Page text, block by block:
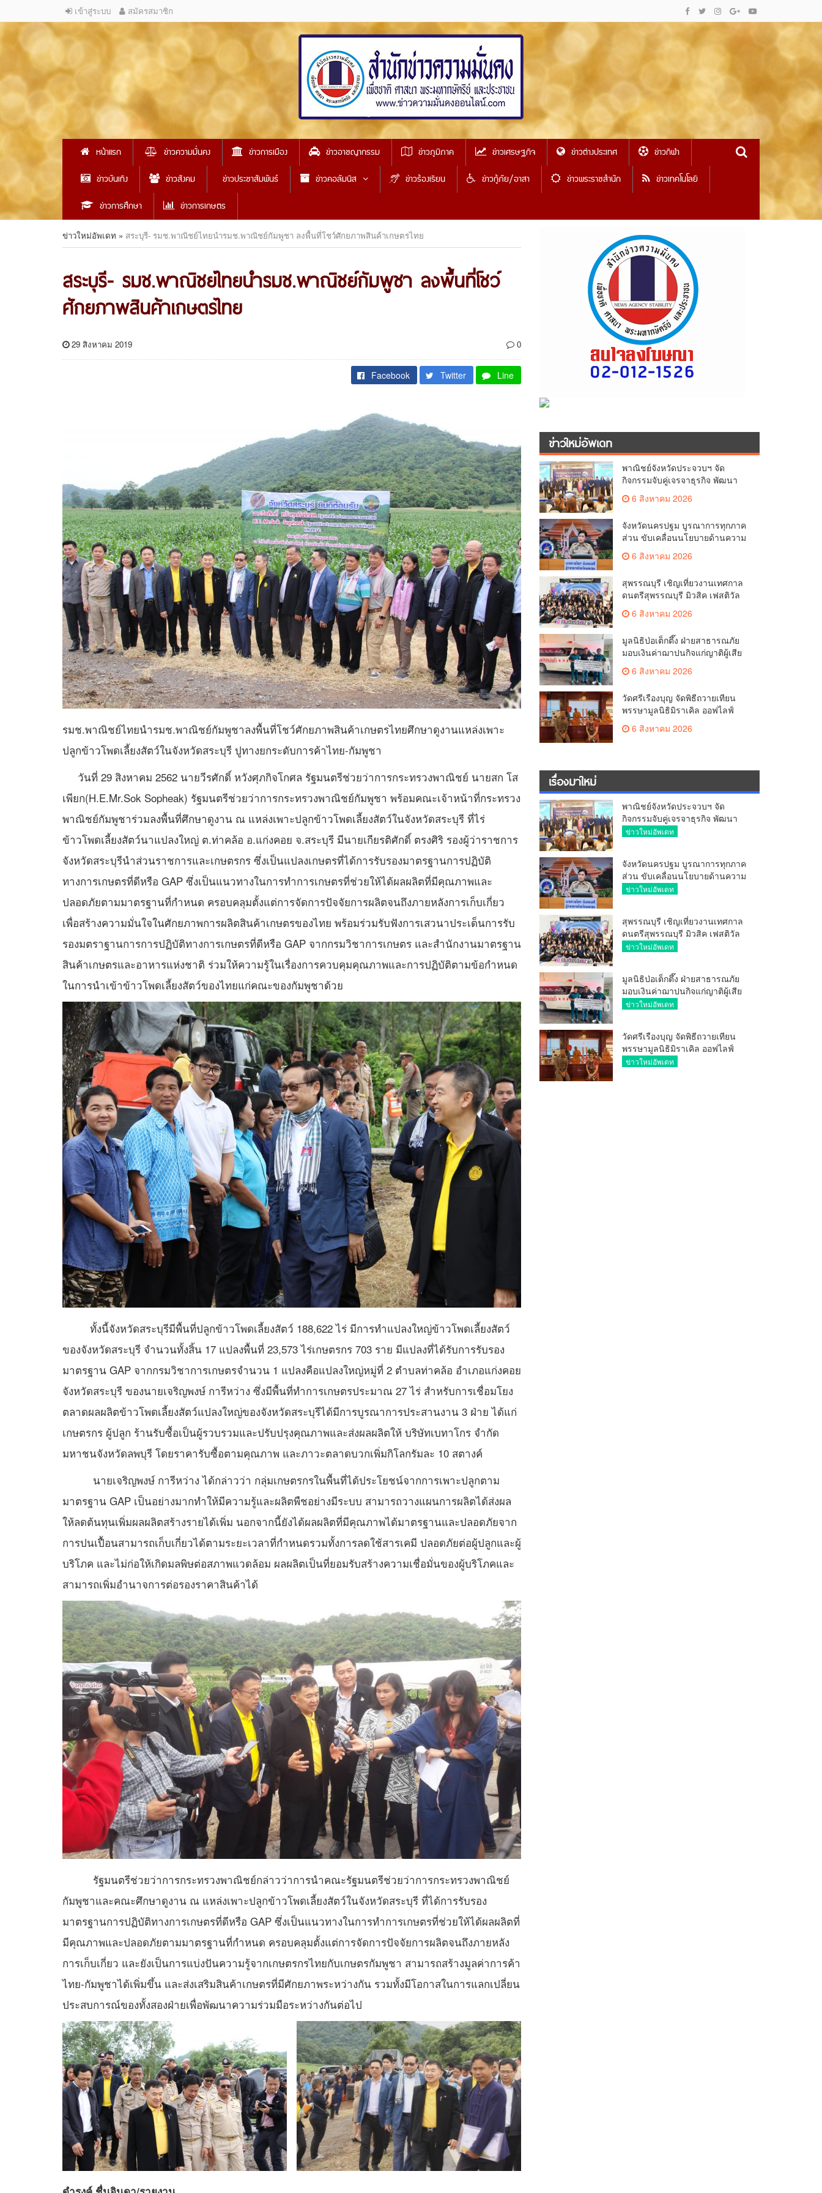
เข้าสู่ระบบ สมัครสมาชิก
หน้าแรก ข่าวความมั่นคง ข่าวการเมือง ข่าวอาชญากรรม ข่าวภูมิภาค ข่าวเศรษฐกิจ ข่าวต่างประเทศ
ข่าวกีฬา
ข่าวบันเทิง
ข่าวสังคม ข่าวประชาสัมพันธ์ ข่าวคอลัมนิส ข่าวร้องเรียน ข่าวกู้ภัย/อาสา ข่าวพระราชสำนัก
ข่าวเทคโนโลยี
ข่าวการศึกษา
ข่าวการเกษตร
ข่าวใหม่อัพเดท » สระบุรี- รมช.พาณิชย์ไทยนำรมช.พาณิชย์กัมพูชา ลงพื้นที่โชว์ศักยภาพสินค้าเกษตรไทย
สระบุรี- รมช.พาณิชย์ไทยนำรมช.พาณิชย์กัมพูชา ลงพื้นที่โชว์
ศักยภาพสินค้าเกษตรไทย
29 สิงหาคม 2019 0
Facebook Twitter Line
รมช.พาณิชย์ไทยนำรมช.พาณิชย์กัมพูชาลงพื้นที่โชว์ศักยภาพสินค้าเกษตรไทยศึกษาดูงานแหล่งเพาะ
ปลูกข้าวโพดเลี้ยงสัตว์ในจังหวัดสระบุรี ปูทางยกระดับการค้าไทย-กัมพูชา
วันที่ 29 ​สิงหาคม​ 2562​ นายวีรศักดิ์ หวังศุภกิจโกศล รัฐมนตรีช่วยว่าการกระทรวงพาณิชย์ นายสก โส
เพียก(H.E.Mr.Sok Sopheak) รัฐมนตรีช่วยว่าการกระทรวงพาณิชย์กัมพูชา พร้อมคณะเจ้าหน้าที่กระทรวง
พาณิชย์กัมพูชาร่วมลงพื้นที่ศึกษาดูงาน ณ แหล่งเพาะปลูกข้าวโพดเลี้ยงสัตว์ในจังหวัดสระบุรี ที่ไร่
ข้าวโพดเลี้ยงสัตว์นาแปลงใหญ่ ต.ท่าคล้อ อ.แก่งคอย จ.สระบุรี มีนายเกียรติศักดิ์ ตรงศิริ รองผู้ว่าราชการ
จังหวัดสระบุรีนำส่วนราชการและเกษตรกร ซึ่งเป็นแปลงเกษตรที่ได้การรับรองมาตรฐานการปฏิบัติ
ทางการเกษตรที่ดีหรือ GAP ซึ่งเป็นแนวทางในการทำการเกษตรที่ช่วยให้ได้ผลผลิตที่มีคุณภาพและ
ปลอดภัยตามมาตรฐานที่กำหนด ครอบคลุมตั้งแต่การจัดการปัจจัยการผลิตจนถึงภายหลังการเก็บเกี่ยว
เพื่อสร้างความมั่นใจในศักยภาพการผลิตสินค้าเกษตรของไทย พร้อมร่วมรับฟังการเสวนาประเด็นการรับ
รองมตราฐานการการปฏิบัติทางการเกษตรที่ดีหรือ GAP จากกรมวิชาการเกษตร และสำนักงานมาตรฐาน
สินค้าเกษตรและอาหารแห่งชาติ ร่วมให้ความรู้ในเรื่องการควบคุมคุณภาพและการปฏิบัติตามข้อกำหนด
ในการนำเข้าข้าวโพดเลี้ยงสัตว์ของไทยแก่คณะของกัมพูชาด้วย
ทั้งนี้จังหวัดสระบุรีมีพื้นที่ปลูกข้าวโพดเลี้ยงสัตว์ 188,622 ไร่ มีการทำแปลงใหญ่ข้าวโพดเลี้ยงสัตว์
ของจังหวัดสระบุรี จำนวนทั้งสิ้น 17 แปลงพื้นที่ 23,573 ไร่เกษตรกร 703 ราย มีแปลงที่ได้รับการรับรอง
มาตรฐาน GAP จากกรมวิชาการเกษตรจำนวน 1 แปลงคือแปลงใหญ่หมู่ที่ 2 ตำบลท่าคล้อ อำเภอแก่งคอย
จังหวัดสระบุรี ของนายเจริญพงษ์ การีหว่าง ซึ่งมีพื้นที่ทำการเกษตรประมาณ 27 ไร่ สำหรับการเชื่อมโยง
ตลาดผลผลิตข้าวโพดเลี้ยงสัตว์แปลงใหญ่ของจังหวัดสระบุรีได้มีการบูรณาการประสานงาน 3 ฝ่าย ได้แก่
เกษตรกร ผู้ปลูก ร้านรับซื้อเป็นผู้รวบรวมและปรับปรุงคุณภาพและส่งผลผลิตให้ บริษัทเบทาโกร จำกัด
มหาชนจังหวัดลพบุรี โดยราคารับซื้อตามคุณภาพ และภาวะตลาดบวกเพิ่มกิโลกรัมละ 10 สตางค์
นายเจริญพงษ์ การีหว่าง ได้กล่าวว่า กลุ่มเกษตรกรในพื้นที่ได้ประโยชน์จากการเพาะปลูกตาม
มาตรฐาน GAP เป็นอย่างมากทำให้มีความรู้และผลิตพืชอย่างมีระบบ สามารถวางแผนการผลิตได้ส่งผล
ให้ลดต้นทุนเพิ่มผลผลิตสร้างรายได้เพิ่ม นอกจากนี้ยังได้ผลผลิตที่มีคุณภาพได้มาตรฐานและปลอดภัยจาก
การปนเปื้อนสามารถเก็บเกี่ยวได้ตามระยะเวลาที่กำหนดรวมทั้งการลดใช้สารเคมี ปลอดภัยต่อผู้ปลูกและผู้
บริโภค และไม่ก่อให้เกิดมลพิษต่อสภาพแวดล้อม ผลผลิตเป็นที่ยอมรับสร้างความเชื่อมั่นของผู้บริโภคและ
สามารถเพิ่มอำนาจการต่อรองราคาสินค้าได้
รัฐมนตรีช่วยว่าการกระทรวงพาณิชย์กล่าวว่าการนำคณะรัฐมนตรีช่วยว่าการกระทรวงพาณิชย์
กัมพูชาและคณะศึกษาดูงาน ณ แหล่งเพาะปลูกข้าวโพดเลี้ยงสัตว์ในจังหวัดสระบุรี ที่ได้การรับรอง
มาตรฐานการปฏิบัติทางการเกษตรที่ดีหรือ GAP ซึ่งเป็นแนวทางในการทำการเกษตรที่ช่วยให้ได้ผลผลิตที่
มีคุณภาพและปลอดภัยตามมาตรฐานที่กำหนด ครอบคลุมตั้งแต่การจัดการปัจจัยการผลิตจนถึงภายหลัง
การเก็บเกี่ยว และยังเป็นการแบ่งปันความรู้จากเกษตรกรไทยกับเกษตรกัมพูชา สามารถสร้างมูลค่าการค้า
ไทย-กัมพูชาได้เพิ่มขึ้น และส่งเสริมสินค้าเกษตรที่มีศักยภาพระหว่างกัน รวมทั้งมีโอกาสในการแลกเปลี่ยน
ประสบการณ์ของทั้งสองฝ่ายเพื่อพัฒนาความร่วมมือระหว่างกันต่อไป
ข่าวใหม่อัพเดท
พาณิชย์จังหวัดประจวบฯ จัด
กิจกรรมจับคู่เจรจาธุรกิจ พัฒนา
ศักยภาพ ผู้ประกอบการ ขยายช่อง
ทางการค้า สู่การค้าระหว่าง
6 สิงหาคม 2026
จังหวัดนครปฐม บูรณาการทุกภาค
ส่วน ขับเคลื่อนนโยบายด้านความ
มั่นคง ยกระดับการป้องกัน
อาชญากรรมทางเทคโนโลยี
6 สิงหาคม 2026
สุพรรณบุรี เชิญเที่ยวงานเทศกาล
ดนตรีสุพรรณบุรี มิวสิค เฟสติวัล
มันส์ เหน่อมาก
6 สิงหาคม 2026
มูลนิธิป่อเต็กตึ๊ง ฝ่ายสาธารณภัย
มอบเงินค่าฌาปนกิจแก่ญาติผู้เสีย
ชีวิต จากเหตุเพลิงไหม้ โรงเบียร์ ณ
ลาดพร้าว จำนวน 20,000 บาท
6 สิงหาคม 2026
วัดศรีเรืองบุญ จัดพิธีถวายเทียน
พรรษามูลนิธิมิราเคิล ออฟไลฟ์
ประจำปี 2569 พล.ต.ต.ศิริวัฒน์
ดีพอ ให้เกียรติเป็นประธาน
6 สิงหาคม 2026
เรื่องมาใหม่
พาณิชย์จังหวัดประจวบฯ จัด
กิจกรรมจับคู่เจรจาธุรกิจ พัฒนา
ศักยภาพ ผู้ประกอบการ ขยายช่อง
ข่าวใหม่อัพเดท
จังหวัดนครปฐม บูรณาการทุกภาค
ส่วน ขับเคลื่อนนโยบายด้านความ
มั่นคง ยกระดับการป้องกัน
ข่าวใหม่อัพเดท
สุพรรณบุรี เชิญเที่ยวงานเทศกาล
ดนตรีสุพรรณบุรี มิวสิค เฟสติวัล
มันส์ เหน่อมาก
ข่าวใหม่อัพเดท
มูลนิธิป่อเต็กตึ๊ง ฝ่ายสาธารณภัย
มอบเงินค่าฌาปนกิจแก่ญาติผู้เสีย
ชีวิต จากเหตุเพลิงไหม้ โรงเบียร์ ณ
ข่าวใหม่อัพเดท
วัดศรีเรืองบุญ จัดพิธีถวายเทียน
พรรษามูลนิธิมิราเคิล ออฟไลฟ์
ประจำปี 2569 พล.ต.ต.ศิริวัฒน์
ข่าวใหม่อัพเดท